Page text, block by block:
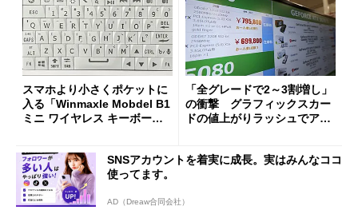
スマホより小さくポケットに
入る「Winmaxle Mobdel B1
ミニ ワイヤレス キーボー
「全グレードで2～3割増し」
の衝撃 グラフィックスカー
ドの値上がりラッシュでアキ
SNSアカウントを着実に成長。実はみんなココ
使ってます。
AD（Dreaw合同会社）